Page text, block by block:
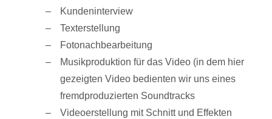
Kundeninterview
Texterstellung
Fotonachbearbeitung
Musikproduktion für das Video (in dem hier
gezeigten Video bedienten wir uns eines
fremdproduzierten Soundtracks
Videoerstellung mit Schnitt und Effekten